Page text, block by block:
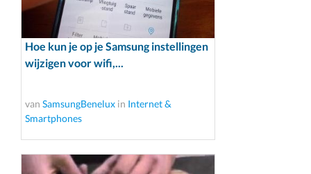
Hoe kun je op je Samsung instellingen
wijzigen voor wifi,...
van SamsungBenelux in Internet &
Smartphones